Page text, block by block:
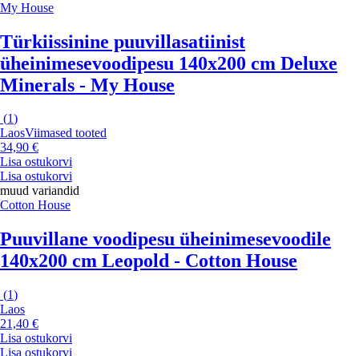
My House
Türkiissinine puuvillasatiinist
üheinimesevoodipesu 140x200 cm Deluxe
Minerals - My House
(1)
LaosViimased tooted
34,90 €
Lisa ostukorvi
Lisa ostukorvi
muud variandid
Cotton House
Puuvillane voodipesu üheinimesevoodile
140x200 cm Leopold - Cotton House
(1)
Laos
21,40 €
Lisa ostukorvi
Lisa ostukorvi